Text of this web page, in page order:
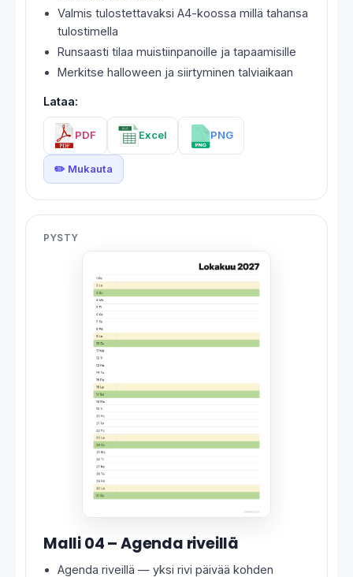
Valmis tulostettavaksi A4-koossa millä tahansa
tulostimella
Runsaasti tilaa muistiinpanoille ja tapaamisille
Merkitse halloween ja siirtyminen talviaikaan
Lataa:
PDF Excel PNG
✏️ Mukauta
PYSTY
Malli 04 – Agenda riveillä
Agenda riveillä — yksi rivi päivää kohden